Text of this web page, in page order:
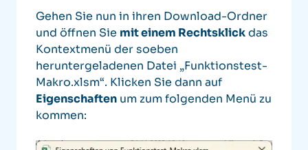
Gehen Sie nun in ihren Download-Ordner
und öffnen Sie mit einem Rechtsklickdas
Kontextmenü der soeben
heruntergeladenen Datei „Funktionstest-
Makro.xlsm“. Klicken Sie dann auf
Eigenschaften um zum folgenden Menü zu
kommen: